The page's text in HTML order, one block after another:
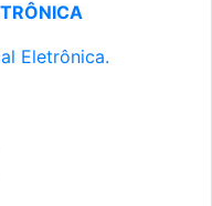
Eletrônica.